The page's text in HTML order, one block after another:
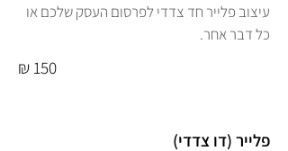
עיצוב פלייר חד צדדי לפרסום העסק שלכם או
כל דבר אחר.
150 ₪
פלייר (דו צדדי)